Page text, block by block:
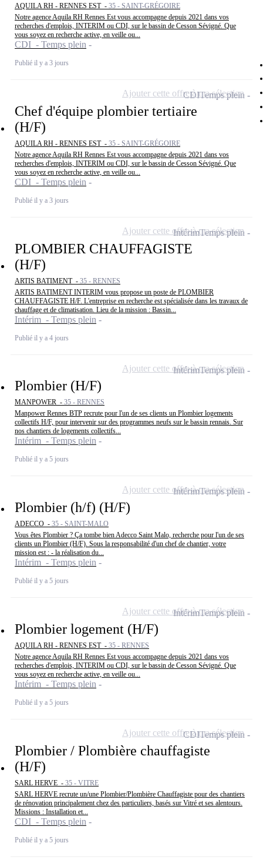
AQUILA RH - RENNES EST - 35 - SAINT-GRÉGOIRE
Notre agence Aquila RH Rennes Est vous accompagne depuis 2021 dans vos
recherches d'emplois, INTERIM ou CDI, sur le bassin de Cesson Sévigné. Que
vous soyez en recherche active, en veille ou...
CDI - Temps plein
Publié il y a 3 jours
Chef d'équipe plombier tertiaire
(H/F)
AQUILA RH - RENNES EST - 35 - SAINT-GRÉGOIRE
Notre agence Aquila RH Rennes Est vous accompagne depuis 2021 dans vos
recherches d'emplois, INTERIM ou CDI, sur le bassin de Cesson Sévigné. Que
vous soyez en recherche active, en veille ou...
CDI - Temps plein
Publié il y a 3 jours
CDITemps plein
Ajouter cette offre à ma sélection
PLOMBIER CHAUFFAGISTE
(H/F)
ARTIS BATIMENT - 35 - RENNES
ARTIS BATIMENT INTERIM vous propose un poste de PLOMBIER
CHAUFFAGISTE H/F. L'entreprise en recherche est spécialisée dans les travaux de
chauffage et de climatisation. Lieu de la mission : Bassin...
Intérim - Temps plein
Publié il y a 4 jours
IntérimTemps plein
Ajouter cette offre à ma sélection
Plombier (H/F)
MANPOWER - 35 - RENNES
Manpower Rennes BTP recrute pour l'un de ses clients un Plombier logements
collectifs H/F, pour intervenir sur des programmes neufs sur le bassin rennais. Sur
nos chantiers de logements collectifs...
Intérim - Temps plein
Publié il y a 5 jours
IntérimTemps plein
Ajouter cette offre à ma sélection
Plombier (h/f) (H/F)
ADECCO - 35 - SAINT-MALO
Vous êtes Plombier ? Ça tombe bien Adecco Saint Malo, recherche pour l'un de ses
clients un Plombier (H/F). Sous la responsabilité d'un chef de chantier, votre
mission est : - la réalisation du...
Intérim - Temps plein
Publié il y a 5 jours
IntérimTemps plein
Ajouter cette offre à ma sélection
Plombier logement (H/F)
AQUILA RH - RENNES EST - 35 - RENNES
Notre agence Aquila RH Rennes Est vous accompagne depuis 2021 dans vos
recherches d'emplois, INTERIM ou CDI, sur le bassin de Cesson Sévigné. Que
vous soyez en recherche active, en veille ou...
Intérim - Temps plein
Publié il y a 5 jours
IntérimTemps plein
Ajouter cette offre à ma sélection
Plombier / Plombière chauffagiste
(H/F)
SARL HERVE - 35 - VITRE
SARL HERVE recrute un/une Plombier/Plombière Chauffagiste pour des chantiers
de rénovation principalement chez des particuliers, basés sur Vitré et ses alentours.
Missions : Installation et...
CDI - Temps plein
Publié il y a 5 jours
CDITemps plein
Ajouter cette offre à ma sélection